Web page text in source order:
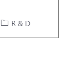
Category
R & D